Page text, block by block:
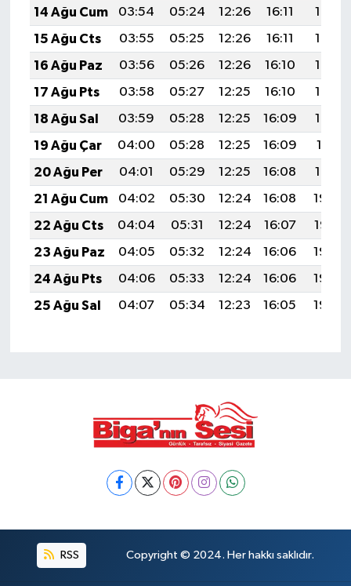
14 Ağu Cum
03:54 05:24 12:26 16:11
19:18
15 Ağu Cts
03:55 05:25 12:26 16:11
19:17
16 Ağu Paz
03:56 05:26 12:26 16:10
19:15
17 Ağu Pts
03:58 05:27 12:25 16:10
19:14
18 Ağu Sal
03:59 05:28 12:25 16:09
19:13
19 Ağu Çar
04:00 05:28 12:25 16:09
19:11
20 Ağu Per
04:01 05:29 12:25 16:08
19:10
21 Ağu Cum
04:02 05:30 12:24 16:08
19:09
22 Ağu Cts
04:04 05:31 12:24 16:07
19:07
23 Ağu Paz
04:05 05:32 12:24 16:06
19:06
24 Ağu Pts
04:06 05:33 12:24 16:06
19:05
25 Ağu Sal
04:07 05:34 12:23 16:05 19:03
RSS Copyright © 2024. Her hakkı saklıdır.